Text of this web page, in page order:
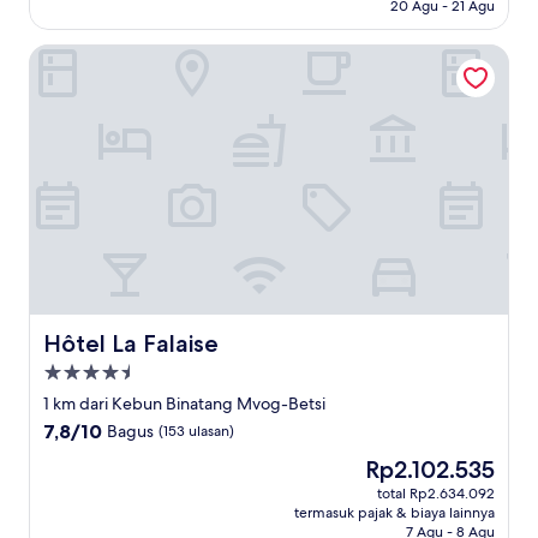
ulasan)
20 Agu - 21 Agu
Hôtel La Falaise
Hôtel La Falaise
Properti
bintang
4.5
1 km dari Kebun Binatang Mvog-Betsi
7.8
7,8/10 Bagus (153 ulasan)
Harga
sekarang
Rp2.102.535
Rp2.102.535
total Rp2.634.092
termasuk pajak & biaya lainnya
7 Agu - 8 Agu
Hôtel La Falaise